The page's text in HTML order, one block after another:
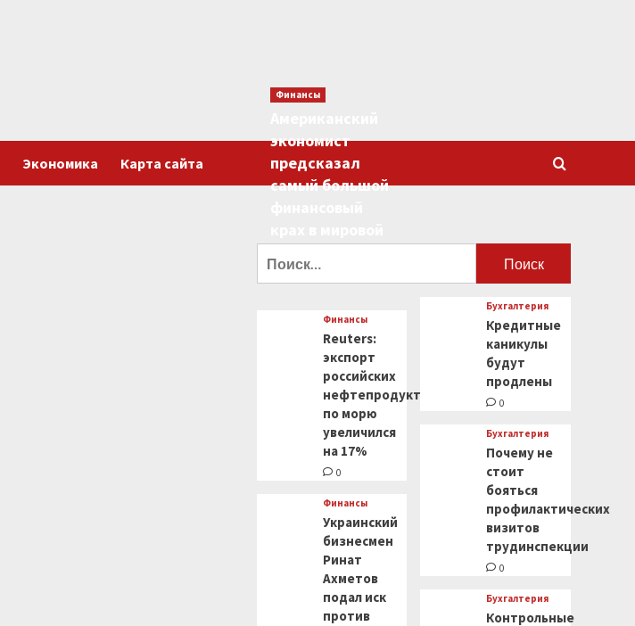
Экономика Карта сайта
Финансы
экономист
предсказал
самый большой
Финансы
Reuters:
экспорт
российских
нефтепродуктов
по морю
увеличился
на 17%
0
Финансы
Украинский
бизнесмен
Ринат
Ахметов
подал иск
против
Бухгалтерия
Кредитные
каникулы
будут
продлены
0
Бухгалтерия
Почему не
стоит
бояться
профилактических
визитов
трудинспекции
0
Бухгалтерия
Контрольные